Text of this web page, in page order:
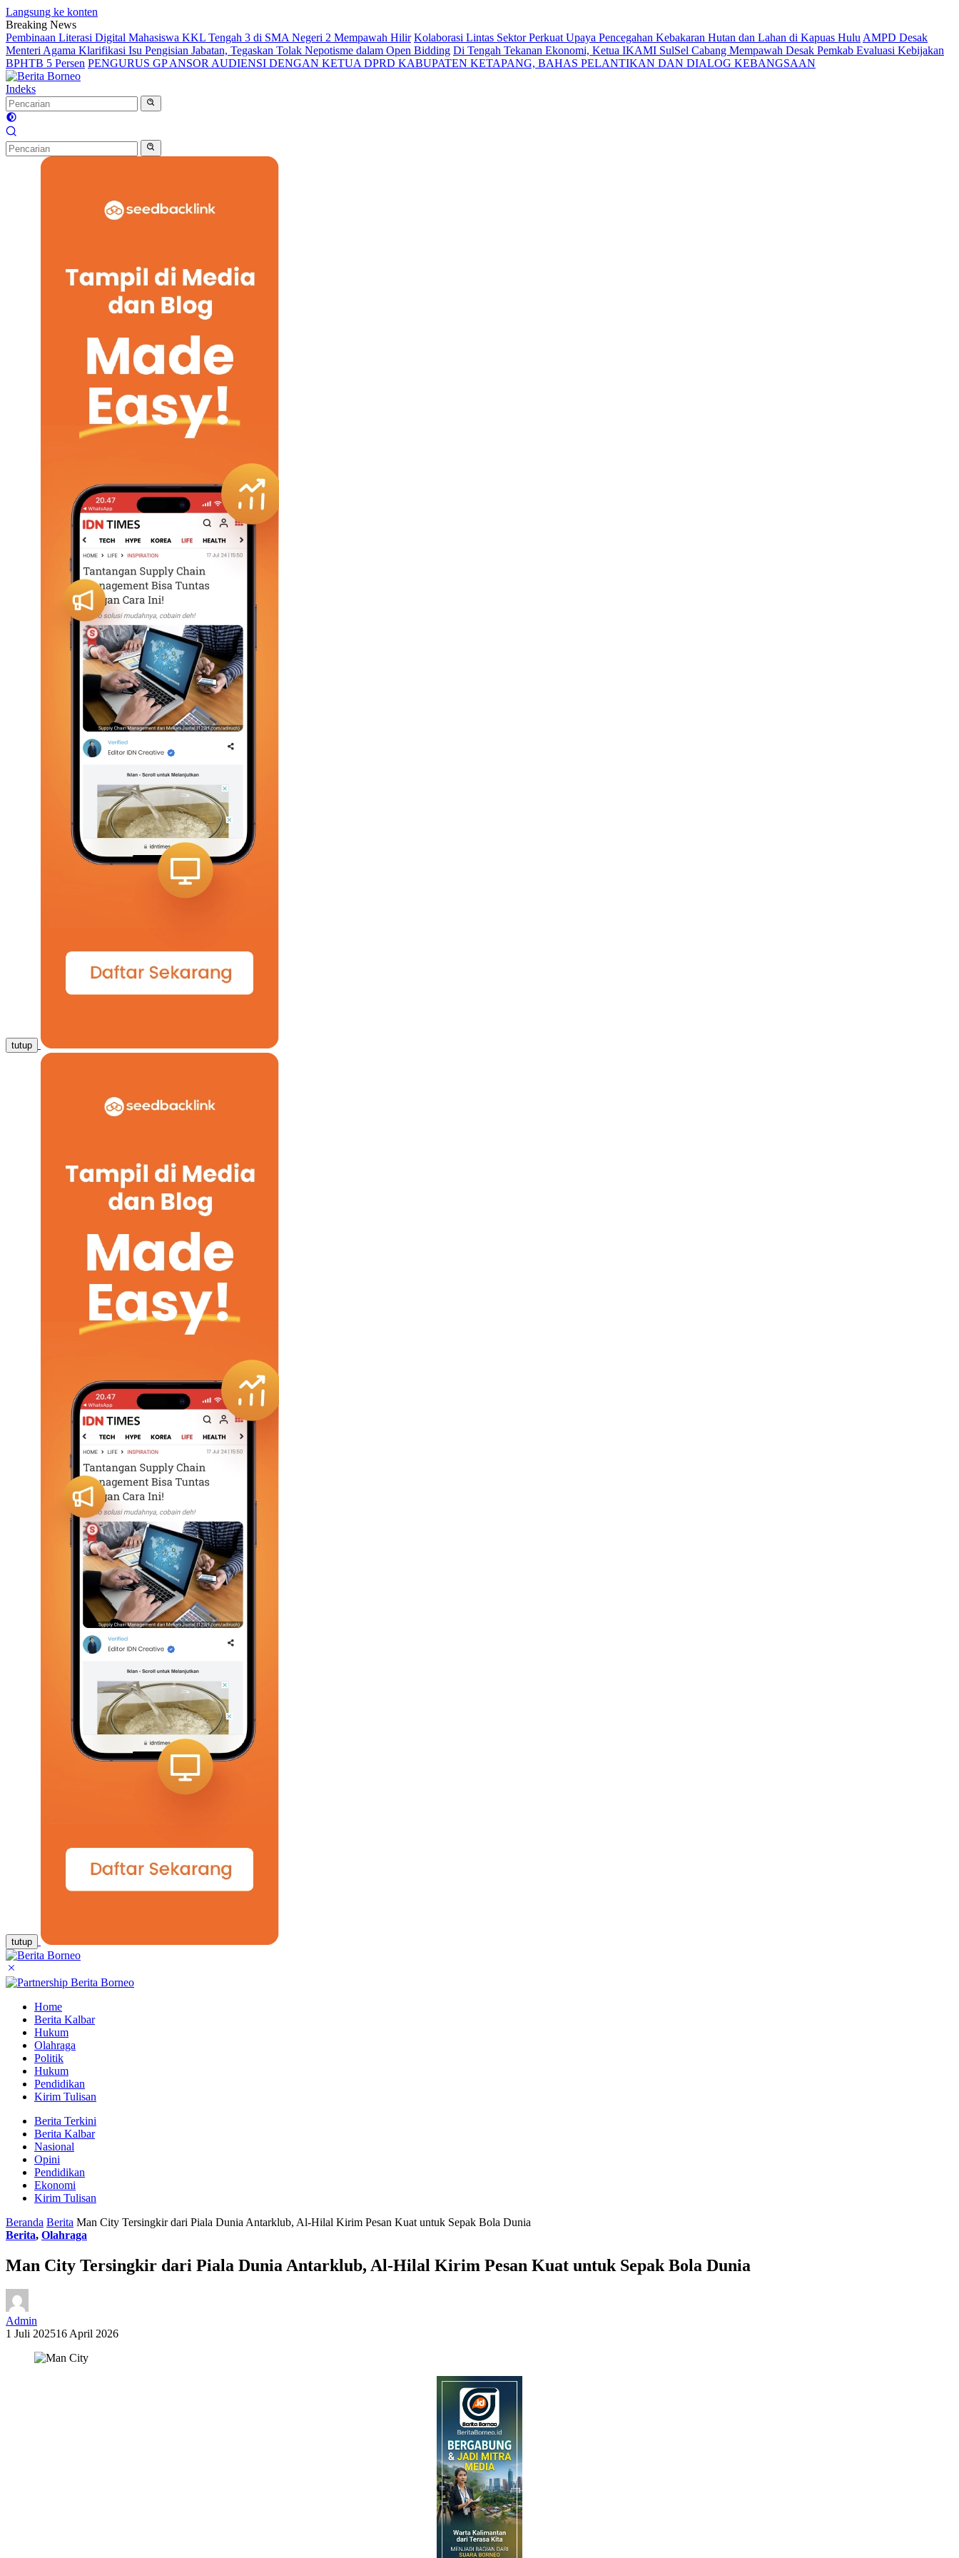
Langsung ke konten
Breaking News
Pembinaan Literasi Digital Mahasiswa KKL Tengah 3 di SMA Negeri 2 Mempawah Hilir Kolaborasi Lintas Sektor Perkuat Upaya Pencegahan Kebakaran Hutan dan Lahan di Kapuas Hulu AMPD Desak
Menteri Agama Klarifikasi Isu Pengisian Jabatan, Tegaskan Tolak Nepotisme dalam Open Bidding Di Tengah Tekanan Ekonomi, Ketua IKAMI SulSel Cabang Mempawah Desak Pemkab Evaluasi Kebijakan
BPHTB 5 Persen PENGURUS GP ANSOR AUDIENSI DENGAN KETUA DPRD KABUPATEN KETAPANG, BAHAS PELANTIKAN DAN DIALOG KEBANGSAAN
Indeks
tutup
tutup
Home
Berita Kalbar
Hukum
Olahraga
Politik
Hukum
Pendidikan
Kirim Tulisan
Berita Terkini
Berita Kalbar
Nasional
Opini
Pendidikan
Ekonomi
Kirim Tulisan
Beranda Berita Man City Tersingkir dari Piala Dunia Antarklub, Al-Hilal Kirim Pesan Kuat untuk Sepak Bola Dunia
Berita, Olahraga
Man City Tersingkir dari Piala Dunia Antarklub, Al-Hilal Kirim Pesan Kuat untuk Sepak Bola Dunia
Admin
1 Juli 202516 April 2026